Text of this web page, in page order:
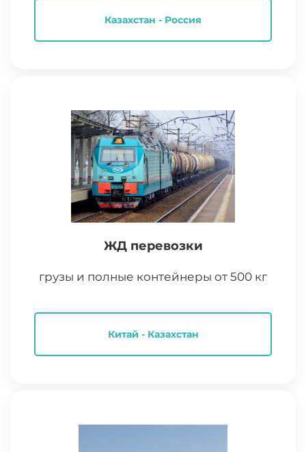
Казахстан - Россия
ЖД перевозки
грузы и полные контейнеры от 500 кг
Китай - Казахстан